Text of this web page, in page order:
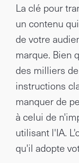
La clé pour
un contenu
de votre
marque. Bien
des milliers
instructions
manquer de
à celui de
utilisant l'IA.
qu'il adopte